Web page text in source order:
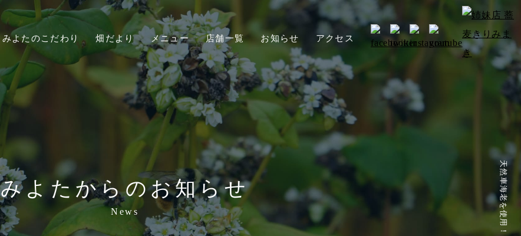
みよたのこだわり 畑だより メニュー 店舗一覧 お知らせ アクセス
天然車海老を使用！
みよたからのお知らせ
News